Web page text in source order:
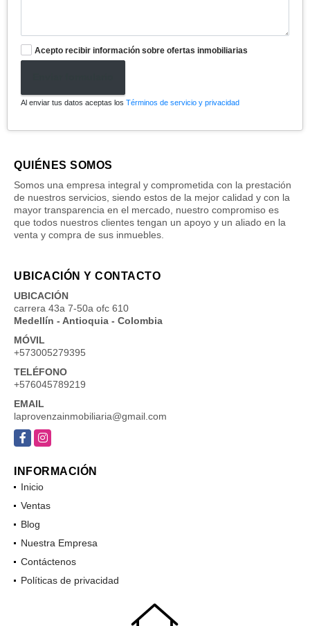
Acepto recibir información sobre ofertas inmobiliarias
Al enviar tus datos aceptas los Términos de servicio y privacidad
QUIÉNES SOMOS
Somos una empresa integral y comprometida con la prestación
de nuestros servicios, siendo estos de la mejor calidad y con la
mayor transparencia en el mercado, nuestro compromiso es
que todos nuestros clientes tengan un apoyo y un aliado en la
venta y compra de sus inmuebles.
UBICACIÓN Y CONTACTO
UBICACIÓN
carrera 43a 7-50a ofc 610
Medellín - Antioquia - Colombia
MÓVIL
+573005279395
TELÉFONO
+576045789219
EMAIL
laprovenzainmobiliaria@gmail.com
INFORMACIÓN
Inicio
Ventas
Blog
Nuestra Empresa
Contáctenos